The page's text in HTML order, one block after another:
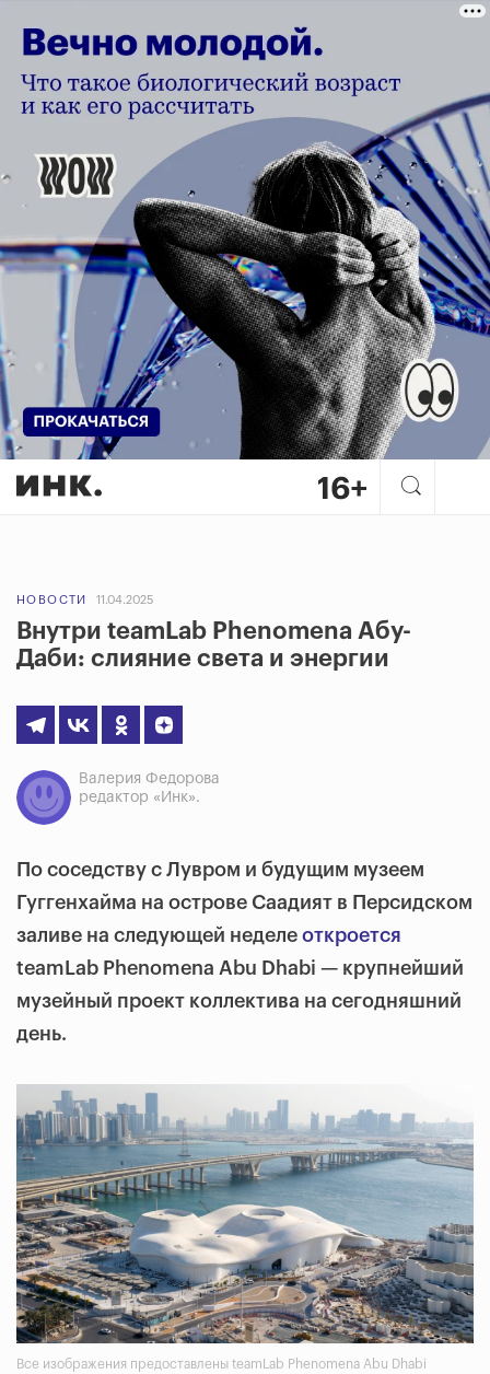
НОВОСТИ 11.04.2025
Внутри teamLab Phenomena Абу-
Даби: слияние света и энергии
Валерия Федорова
редактор «Инк».
По соседству с Лувром и будущим музеем
Гуггенхайма на острове Саадият в Персидском
заливе на следующей неделе откроется
teamLab Phenomena Abu Dhabi — крупнейший
музейный проект коллектива на сегодняшний
день.
Все изображения предоставлены teamLab Phenomena Abu Dhabi